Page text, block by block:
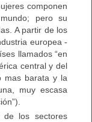
componen
pero su
A partir de los
europea -
llamados “en
central y del
mas barata y la
muy escasa
los sectores